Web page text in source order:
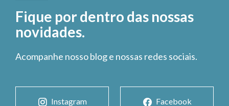
Fique por dentro das nossas
novidades.
Acompanhe nosso blog e nossas redes sociais.
Instagram Facebook